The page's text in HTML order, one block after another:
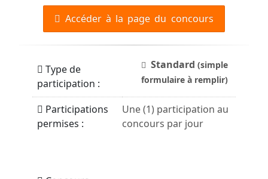
Accéder à la page du concours
Type de
participation :
Standard (simple
formulaire à remplir)
Participations
permises :
Une (1) participation au
concours par jour